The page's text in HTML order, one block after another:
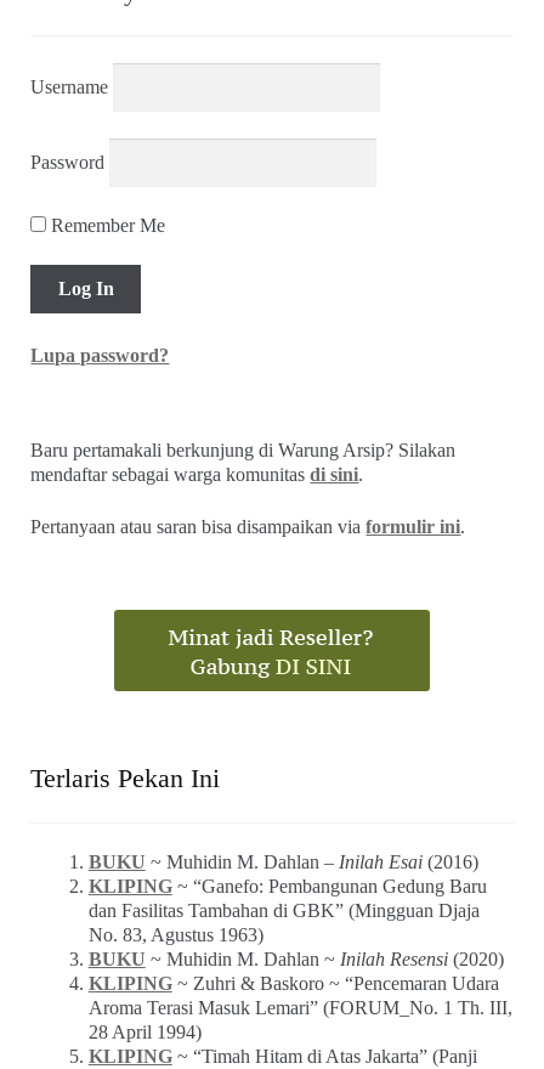
Alamat
Username
Password
Remember Me
Lupa password?
Baru pertamakali berkunjung di Warung Arsip? Silakan
mendaftar sebagai warga komunitasdi sini.
Pertanyaan atau saran bisa disampaikan viaformulir ini.
Terlaris Pekan Ini
BUKU ~ Muhidin M. Dahlan – Inilah Esai(2016)
KLIPING~ “Ganefo: Pembangunan Gedung Baru
dan Fasilitas Tambahan di GBK” (Mingguan Djaja
No. 83, Agustus 1963)
BUKU ~ Muhidin M. Dahlan ~ Inilah Resensi(2020)
KLIPING~ Zuhri & Baskoro ~ “Pencemaran Udara
Aroma Terasi Masuk Lemari” (FORUM_No. 1 Th. III,
28 April 1994)
KLIPING~ “Timah Hitam di Atas Jakarta” (Panji